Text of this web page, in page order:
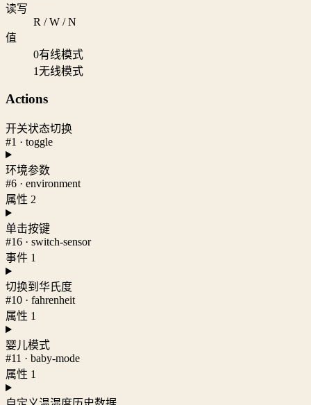
读写
R / W / N
值
0有线模式
1无线模式
Actions
开关状态切换
#1 · toggle
环境参数
#6 · environment
属性 2
单击按键
#16 · switch-sensor
事件 1
切换到华氏度
#10 · fahrenheit
属性 1
婴儿模式
#11 · baby-mode
属性 1